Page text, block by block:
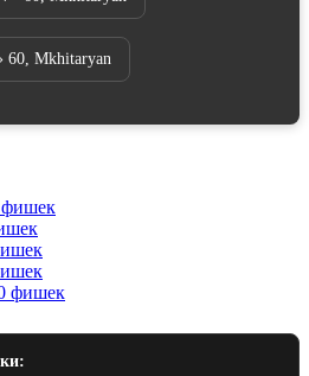
60, Mkhitaryan
фишек
фишек